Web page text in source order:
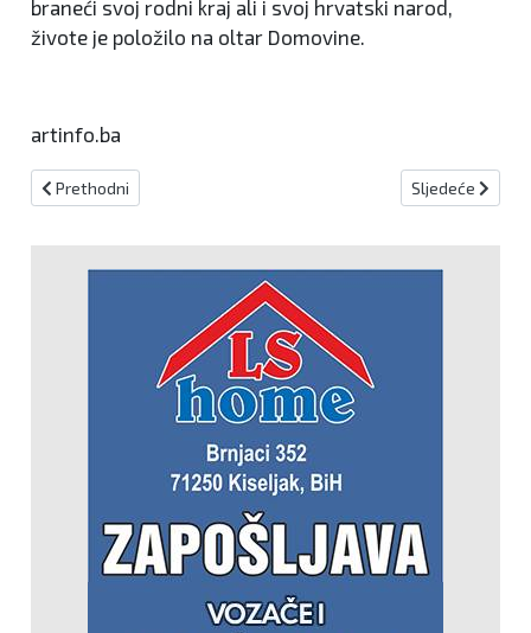
braneći svoj rodni kraj ali i svoj hrvatski narod,
živote je položilo na oltar Domovine.
artinfo.ba
Prethodni članak: Stanić Beverages d.o.o.: Potreban djelatnik na
Prethodni Sljedeći
Sljedeće